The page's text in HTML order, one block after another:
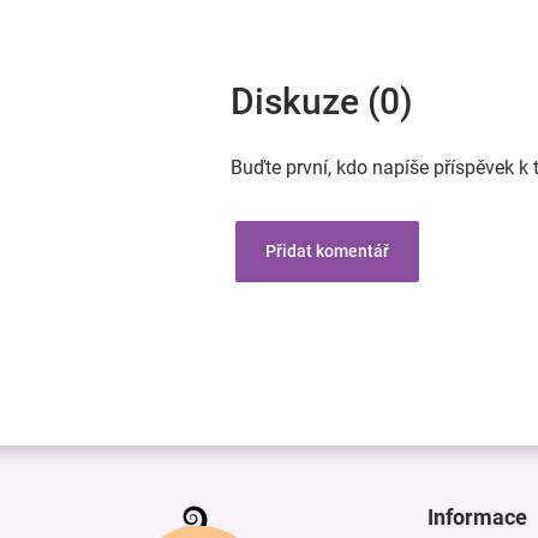
Diskuze (0)
Buďte první, kdo napíše příspěvek k
Přidat komentář
Z
Informace